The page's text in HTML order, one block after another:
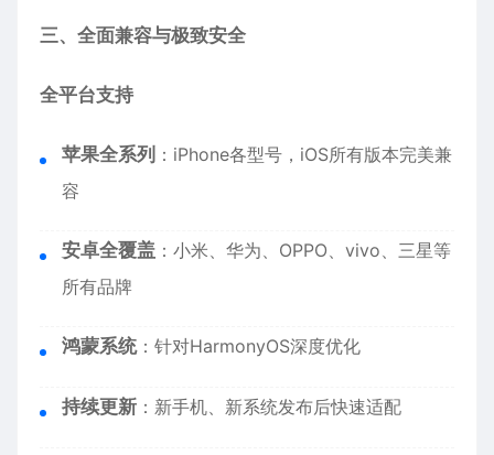
三、全面兼容与极致安全
全平台支持
苹果全系列 ： iPhone各型号，iOS所有版本完美兼
容
安卓全覆盖 ：小米、华为、OPPO、vivo、三星等
所有品牌
鸿蒙系统：针对HarmonyOS深度优化
持续更新 ：新手机、新系统发布后快速适配